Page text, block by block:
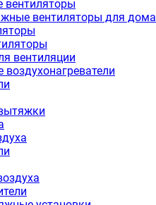
вентиляторы
вентиляторы для дома
вентиляции
воздухонагреватели